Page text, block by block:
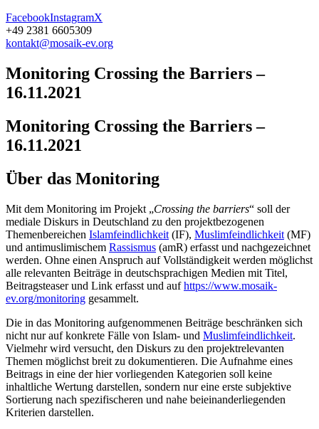
FacebookInstagramX
+49 2381 6605309
kontakt@mosaik-ev.org
Monitoring Crossing the Barriers –
16.11.2021
Monitoring Crossing the Barriers –
16.11.2021
Über das Monitoring
Mit dem Monitoring im Projekt „Crossing the barriers“ soll der
mediale Diskurs in Deutschland zu den projektbezogenen
Themenbereichen Islamfeindlichkeit (IF), Muslimfeindlichkeit (MF)
und antimuslimischem Rassismus (amR) erfasst und nachgezeichnet
werden. Ohne einen Anspruch auf Vollständigkeit werden möglichst
alle relevanten Beiträge in deutschsprachigen Medien mit Titel,
Beitragsteaser und Link erfasst und aufhttps://www.mosaik-
ev.org/monitoring gesammelt.
Die in das Monitoring aufgenommenen Beiträge beschränken sich
nicht nur auf konkrete Fälle von Islam- und Muslimfeindlichkeit.
Vielmehr wird versucht, den Diskurs zu den projektrelevanten
Themen möglichst breit zu dokumentieren. Die Aufnahme eines
Beitrags in eine der hier vorliegenden Kategorien soll keine
inhaltliche Wertung darstellen, sondern nur eine erste subjektive
Sortierung nach spezifischeren und nahe beieinanderliegenden
Kriterien darstellen.